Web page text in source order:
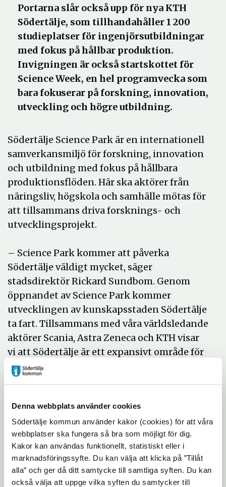
Denna webbplats använder cookies
Södertälje kommun använder kakor (cookies) för att våra
webbplatser ska fungera så bra som möjligt för dig.
Kakor kan användas funktionellt, statistiskt eller i
marknadsföringssyfte. Du kan välja att klicka på ”Tillåt
alla” och ger då ditt samtycke till samtliga syften. Du kan
också välja att uppge vilka syften du samtycker till
Portarna slår också upp för nya KTH
Södertälje, som tillhandahåller 1 200
studieplatser för ingenjörsutbildningar
med fokus på hållbar produktion.
Invigningen är också startskottet för
Science Week, en hel programvecka som
bara fokuserar på forskning, innovation,
utveckling och högre utbildning.
Södertälje Science Park är en internationell
samverkansmiljö för forskning, innovation
och utbildning med fokus på hållbara
produktionsflöden. Här ska aktörer från
näringsliv, högskola och samhälle mötas för
att tillsammans driva forsknings- och
utvecklingsprojekt.
– Science Park kommer att påverka
Södertälje väldigt mycket, säger
stadsdirektör Rickard Sundbom. Genom
öppnandet av Science Park kommer
utvecklingen av kunskapsstaden Södertälje
ta fart. Tillsammans med våra världsledande
aktörer Scania, Astra Zeneca och KTH visar
vi att Södertälje är ett expansivt område för
företagande, innovation, forskning och
högre utbildning. Utbyggnaden av
fantastik stadsdel med såväl boende som
många arbetsplatser och upplevelser är
beroende av samhällsengagerade
fastighetsägare som t ex Acturum.
Tillsammans betyder det att Södertälje blir
mer attraktivt, inte bara hos medborgarna